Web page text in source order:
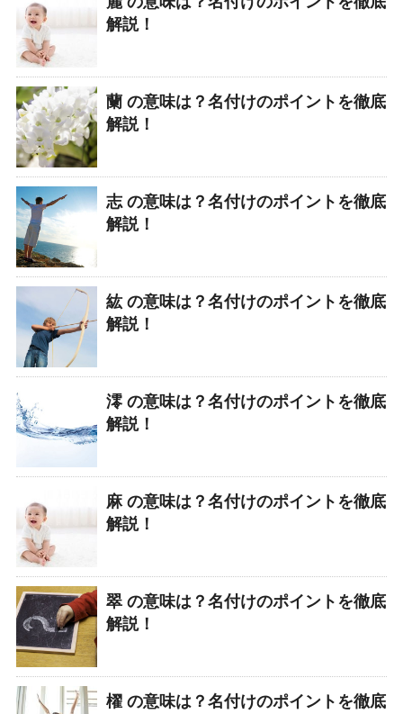
解説！
蘭 の意味は？名付けのポイントを徹底
解説！
志 の意味は？名付けのポイントを徹底
解説！
紘 の意味は？名付けのポイントを徹底
解説！
澪 の意味は？名付けのポイントを徹底
解説！
麻 の意味は？名付けのポイントを徹底
解説！
翠 の意味は？名付けのポイントを徹底
解説！
櫂 の意味は？名付けのポイントを徹底